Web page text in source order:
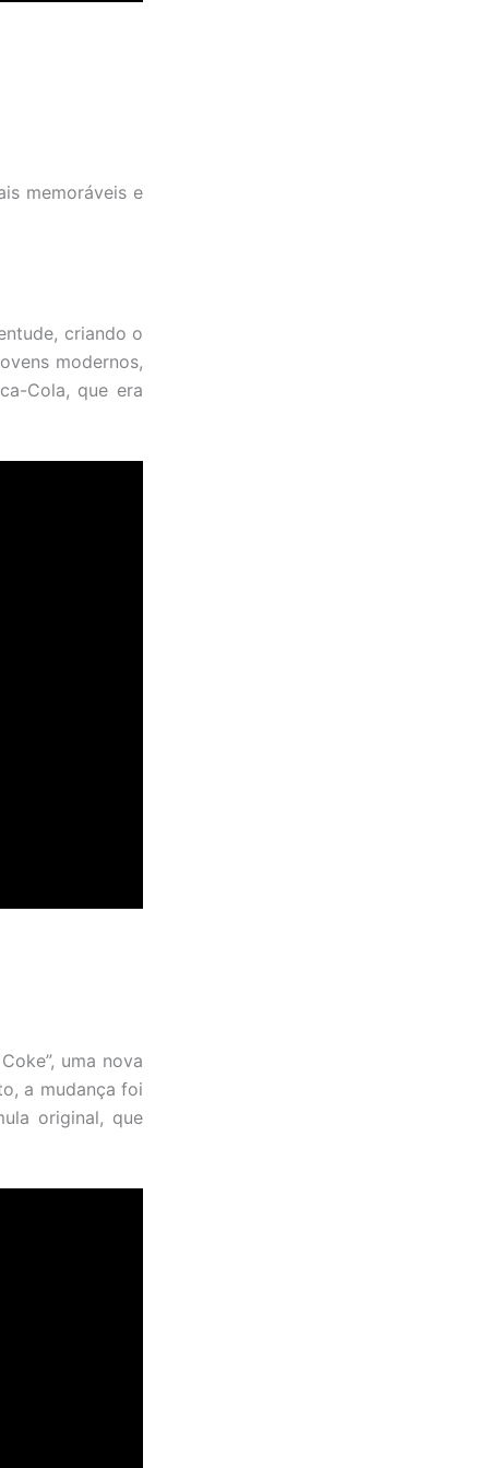
memoráveis e
criando o
modernos,
Cola, que era
uma nova
a mudança foi
original, que